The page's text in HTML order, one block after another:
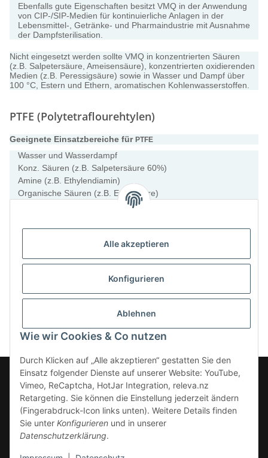
Alle akzeptieren
Konfigurieren
Ablehnen
Wie wir Cookies & Co nutzen
Durch Klicken auf „Alle akzeptieren“ gestatten Sie den
Einsatz folgender Dienste auf unserer Website: YouTube,
Vimeo, ReCaptcha, HotJar Integration, releva.nz
Retargeting. Sie können die Einstellung jederzeit ändern
(Fingerabdruck-Icon links unten). Weitere Details finden
Sie unter Konfigurieren und in unserer
Datenschutzerklärung.
Ebenfalls gute Eigenschaften besitzt VMQ in der Anwendung
von CIP-/SIP-Medien für kontinuierliche Anlagen in der
Lebensmittel-, Getränke- und Pharmaindustrie mit Ausnahme
der Dampfsterilisation.
Nicht eingesetzt werden sollte VMQ in konzentrierten Säuren
(z.B. Salpetersäure, Ameisensäure), konzentrierten oxidierenden
Medien (z.B. Peressigsäure) sowie in Wasser und Dampf über
100 °C, Estern und Ethern, aromatischen Kohlenwasserstoffen.
PTFE (Polytetraflourehtylen)
Geeignete Einsatzbereiche für PTFE
Wasser und Wasserdampf
Konz. Säuren (z.B. Salpetersäure 60%)
Amine (z.B. Ethylendiamin)
Organische Säuren (z.B. Essigsäure)
Ketone (z.B. Methylethylketon)
Organische Lösemittel (z.B. Methanol)
Umsetzung von Anforderungen an das Hygienic Design
Kategorien
Vertrag widerrufen
* Alle Preise zzgl. gesetzlicher USt., zzgl.